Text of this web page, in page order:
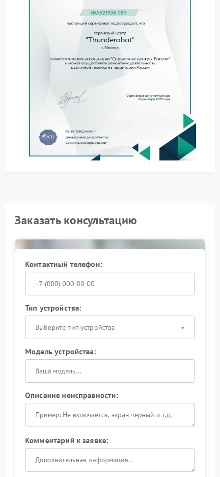
проверьте в настройках звука, выбран ли
встроенный микрофон в качестве устройства
обновите драйверы звуковой карты с
официального сайта Thunderobot;
убедитесь, что в параметрах конфиденциальности
ОС разрешен доступ к микрофону;
проведите антивирусную проверку системы для
Если самостоятельные действия не привели к
восстановлению работы микрофона, рекомендуем
обратиться в сервис Thunderobot. Специалисты
необходимый ремонт Thunderobot. Попытки
самостоятельного вмешательства в аппаратную
часть ноута могут усугубить ситуацию.
сохранение действующих гарантийных
Заказать консультацию
Контактный телефон:
Тип устройства:
Выберите тип устройства
Модель устройства:
Описание неисправности:
Комментарий к заявке: